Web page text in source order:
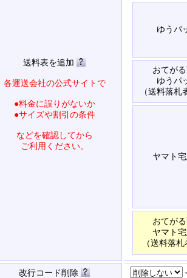
送料表を追加
各運送会社の公式サイトで
●料金に誤りがないか
●サイズや割引の条件
などを確認してから
ご利用ください。
ゆうパ
おてが
ゆうパ
（送料落札
ヤマト
おてが
ヤマト
（送料落
改行コード削除